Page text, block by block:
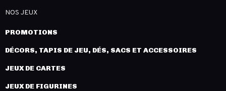
NOS JEUX
PROMOTIONS
DÉCORS, TAPIS DE JEU, DÉS, SACS ET ACCESSOIRES
JEUX DE CARTES
JEUX DE FIGURINES